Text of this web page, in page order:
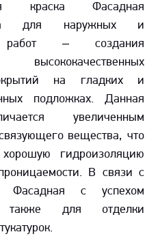
краска Фасадная
для наружных и
работ – создания
высококачественных
на гладких и
подложках. Данная
увеличенным
вещества, что
хорошую гидроизоляцию
В связи с
Фасадная с успехом
также для отделки